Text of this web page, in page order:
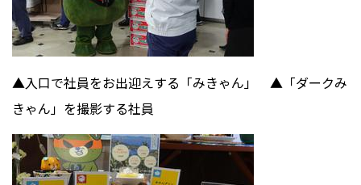
▲入口で社員をお出迎えする「みきゃん」 ▲「ダークみ
きゃん」を撮影する社員